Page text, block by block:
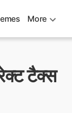
More
टैक्स